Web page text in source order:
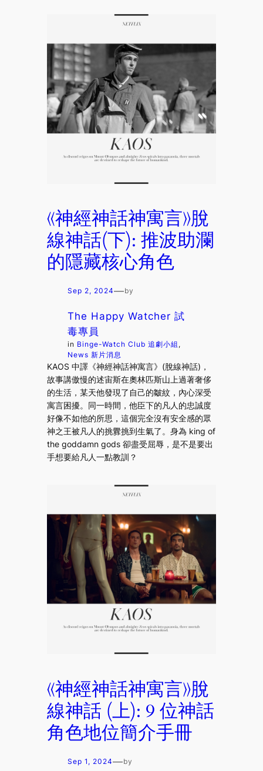
《神經神話神寓言》脫
線神話(下): 推波助瀾
的隱藏核心角色
Sep 2, 2024—by
The Happy Watcher 試
毒專員
in Binge-Watch Club 追劇小組
News 新片消息
KAOS 中譯《神經神話神寓言》(脫線神話)，
故事講傲慢的述宙斯在奧林匹斯山上過著奢侈
的生活，某天他發現了自己的皺紋，內心深受
寓言困擾。同一時間，他臣下的凡人的忠誠度
好像不如他的所思，這個完全沒有安全感的眾
神之王被凡人的挑釁挑到生氣了。身為 king of
the goddamn gods 卻盡受屈辱，是不是要出
手想要給凡人一點教訓？
《神經神話神寓言》脫
線神話 (上): 9 位神話
角色地位簡介手冊
Sep 1, 2024—by